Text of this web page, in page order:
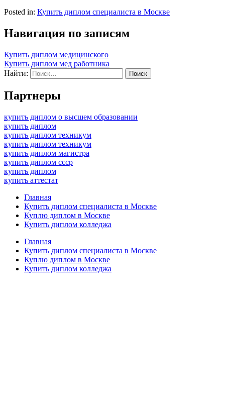
Posted in: Купить диплом специалиста в Москве
Навигация по записям
Купить диплом медицинского
Купить диплом мед работника
Найти:
Партнеры
купить диплом о высшем образовании
купить диплом
купить диплом техникум
купить диплом техникум
купить диплом магистра
купить диплом ссср
купить диплом
купить аттестат
Главная
Купить диплом специалиста в Москве
Куплю диплом в Москве
Купить диплом колледжа
Главная
Купить диплом специалиста в Москве
Куплю диплом в Москве
Купить диплом колледжа